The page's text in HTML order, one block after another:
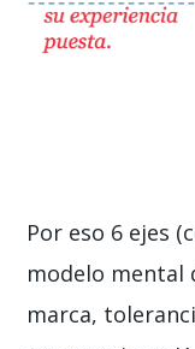
Por eso 6 ejes
modelo mental
marca,